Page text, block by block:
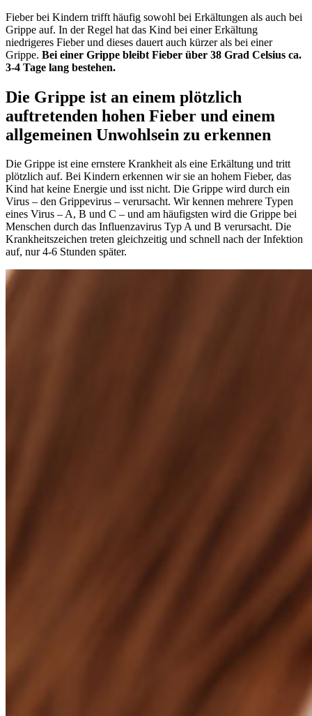
Fieber bei Kindern trifft häufig sowohl bei Erkältungen als auch bei
Grippe auf. In der Regel hat das Kind bei einer Erkältung
niedrigeres Fieber und dieses dauert auch kürzer als bei einer
Grippe. Bei einer Grippe bleibt Fieber über 38 Grad Celsius ca.
3-4 Tage lang bestehen.
Die Grippe ist an einem plötzlich
auftretenden hohen Fieber und einem
allgemeinen Unwohlsein zu erkennen
Die Grippe ist eine ernstere Krankheit als eine Erkältung und tritt
plötzlich auf. Bei Kindern erkennen wir sie an hohem Fieber, das
Kind hat keine Energie und isst nicht. Die Grippe wird durch ein
Virus – den Grippevirus – verursacht. Wir kennen mehrere Typen
eines Virus – A, B und C – und am häufigsten wird die Grippe bei
Menschen durch das Influenzavirus Typ A und B verursacht. Die
Krankheitszeichen treten gleichzeitig und schnell nach der Infektion
auf, nur 4-6 Stunden später.